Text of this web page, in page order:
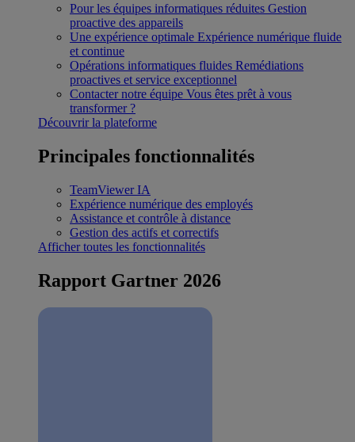
Pour les équipes informatiques réduites Gestion
proactive des appareils
Une expérience optimale Expérience numérique fluide
et continue
Opérations informatiques fluides Remédiations
proactives et service exceptionnel
Contacter notre équipe Vous êtes prêt à vous
transformer ?
Découvrir la plateforme
Principales fonctionnalités
TeamViewer IA
Expérience numérique des employés
Assistance et contrôle à distance
Gestion des actifs et correctifs
Afficher toutes les fonctionnalités
Rapport Gartner 2026